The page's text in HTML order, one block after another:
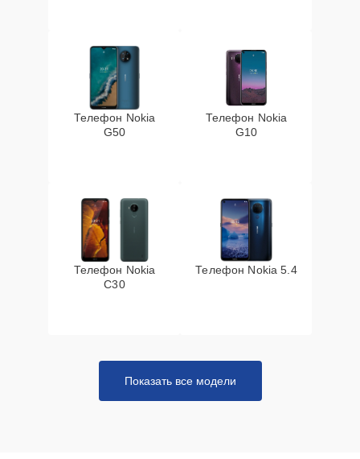
Телефон Nokia
G50
Телефон Nokia
G10
Телефон Nokia
C30
Телефон Nokia 5.4
Показать все модели